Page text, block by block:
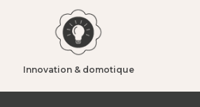
Innovation & domotique​